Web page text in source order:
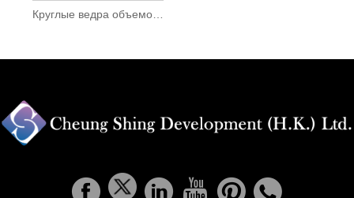
Круглые ведра объемом 15 л